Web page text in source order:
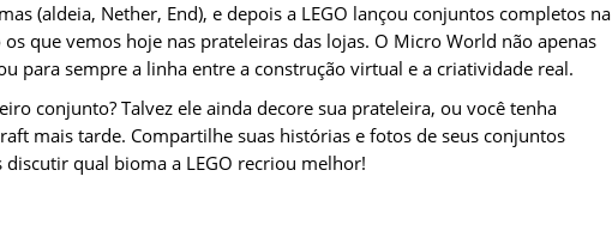
(aldeia, Nether, End), e depois a LEGO lançou conjuntos completos na
que vemos hoje nas prateleiras das lojas. O Micro World não apenas
para sempre a linha entre a construção virtual e a criatividade real.
conjunto? Talvez ele ainda decore sua prateleira, ou você tenha
mais tarde. Compartilhe suas histórias e fotos de seus conjuntos
qual bioma a LEGO recriou melhor!